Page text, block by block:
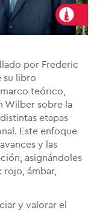
por Frederic
su libro
teórico,
Wilber sobre la
etapas
Este enfoque
y las
asignándoles
rojo, ámbar,
y valorar el